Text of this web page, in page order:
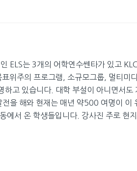
ELS는 3개의 어학연수쎈타가 있고
위주의 프로그램, 소규모그룹, 멀티미
고 있습니다. 대학 부설이 아니면서도
을 해와 현재는 매년 약500 여명이 이
에서 온 학생들입니다. 강사진 주로 현